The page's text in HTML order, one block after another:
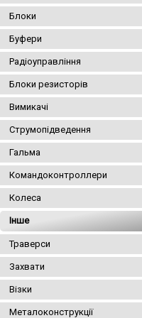
Блоки
Буфери
Радіоуправління
Блоки резисторів
Вимикачі
Струмопідведення
Гальма
Командоконтроллери
Колеса
Інше
Траверси
Захвати
Візки
Металоконструкції